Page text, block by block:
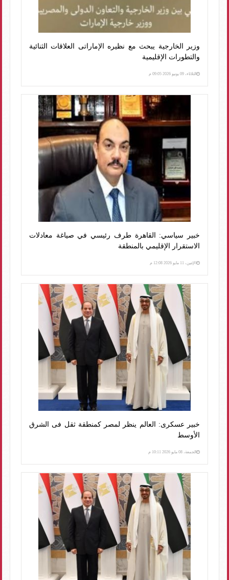
وزير الخارجية يبحث مع نظيره الإماراتى العلاقات الثنائية
والتطورات الإقليمية
الثلاثاء، 09 يونيو 2026 09:05 م
خبير سياسي: القاهرة طرف رئيسي في صياغة معادلات
الاستقرار الإقليمي بالمنطقة
الإثنين، 11 مايو 2026 12:08 م
خبير عسكرى: العالم ينظر لمصر كمنطقة ثقل فى الشرق
الأوسط
الجمعة، 08 مايو 2026 10:11 م